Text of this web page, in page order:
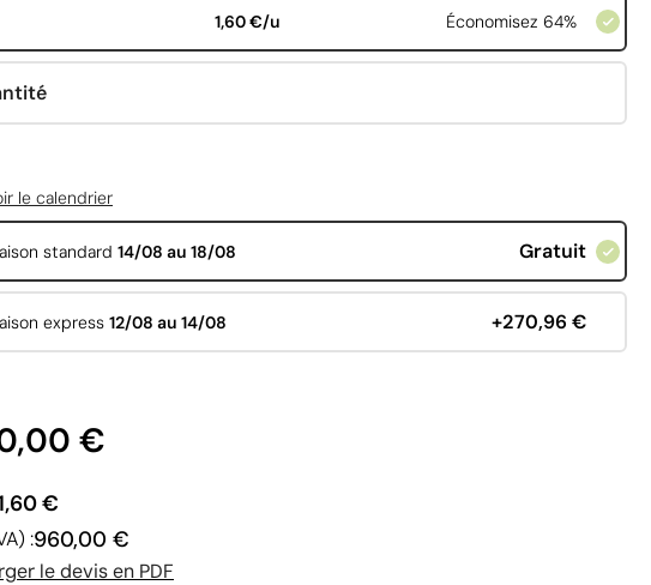
1,60 €/u Économisez 64%
le calendrier
standard 14/08 au 18/08 Gratuit
express 12/08 au 14/08 +270,96 €
€
€
:960,00 €
le devis en PDF